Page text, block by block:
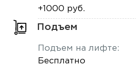
+1000 руб.
Подъем
Подъем на лифте:
Бесплатно